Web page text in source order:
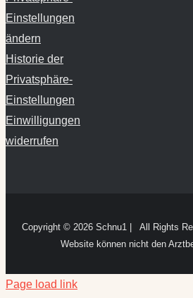
ändern
Historie der
Privatsphäre-
Einstellungen
Einwilligungen
widerrufen
Website können nicht den
Cookie Consent mit Real Cookie